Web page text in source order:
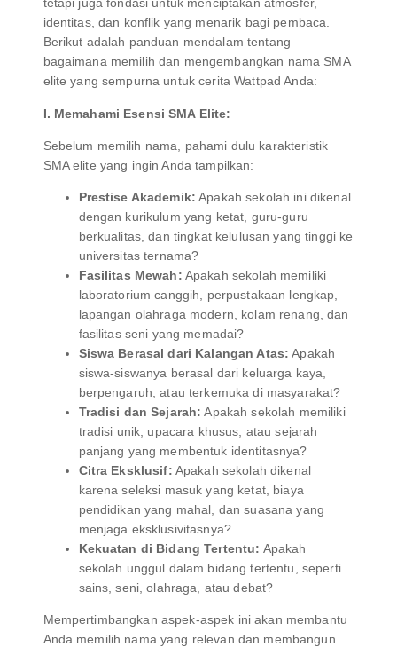
tetapi juga fondasi untuk menciptakan atmosfer,
identitas, dan konflik yang menarik bagi pembaca.
Berikut adalah panduan mendalam tentang
bagaimana memilih dan mengembangkan nama SMA
elite yang sempurna untuk cerita Wattpad Anda:
I. Memahami Esensi SMA Elite:
Sebelum memilih nama, pahami dulu karakteristik
SMA elite yang ingin Anda tampilkan:
Prestise Akademik: Apakah sekolah ini dikenal
dengan kurikulum yang ketat, guru-guru
berkualitas, dan tingkat kelulusan yang tinggi ke
universitas ternama?
Fasilitas Mewah: Apakah sekolah memiliki
laboratorium canggih, perpustakaan lengkap,
lapangan olahraga modern, kolam renang, dan
fasilitas seni yang memadai?
Siswa Berasal dari Kalangan Atas: Apakah
siswa-siswanya berasal dari keluarga kaya,
berpengaruh, atau terkemuka di masyarakat?
Tradisi dan Sejarah: Apakah sekolah memiliki
tradisi unik, upacara khusus, atau sejarah
panjang yang membentuk identitasnya?
Citra Eksklusif: Apakah sekolah dikenal
karena seleksi masuk yang ketat, biaya
pendidikan yang mahal, dan suasana yang
menjaga eksklusivitasnya?
Kekuatan di Bidang Tertentu: Apakah
sekolah unggul dalam bidang tertentu, seperti
sains, seni, olahraga, atau debat?
Mempertimbangkan aspek-aspek ini akan membantu
Anda memilih nama yang relevan dan membangun